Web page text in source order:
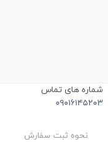
شماره های تماس
۰۹۰۱۶۱۴۵۲۰۳
نحوه ثبت سفارش